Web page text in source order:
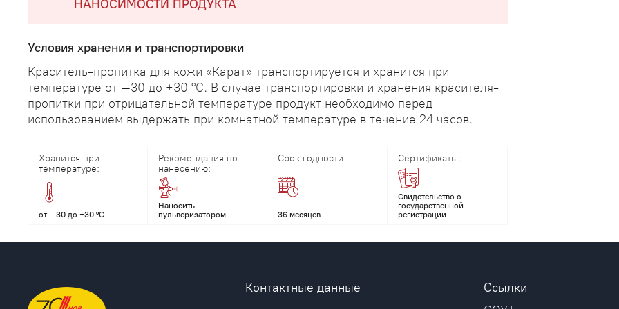
НАНОСИМОСТИ ПРОДУКТА
Условия хранения и транспортировки
Краситель-пропитка для кожи «Карат» транспортируется и хранится при
температуре от –30 до +30 °С. В случае транспортировки и хранения красителя-
пропитки при отрицательной температуре продукт необходимо перед
использованием выдержать при комнатной температуре в течение 24 часов.
Хранится при
температуре:
от –30 до +30 °С
Рекомендация по
нанесению:
Наносить
пульверизатором
Срок годности:
36 месяцев
Сертификаты:
Свидетельство о
государственной
регистрации
Контактные данные
Ссылки